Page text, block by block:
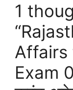
1
Affairs
Exam